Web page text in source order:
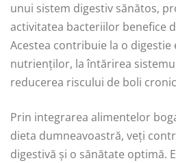
unui sistem digestiv sănătos,
activitatea bacteriilor benefice
Acestea contribuie la o
nutrienților, la întărirea
reducerea riscului de boli
Prin integrarea alimentelor
dieta dumneavoastră, veți
digestivă și o sănătate optimă.